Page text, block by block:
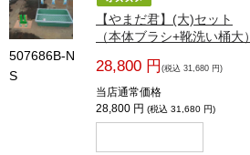
507686B-N
S
【やまだ君】(大)セット
（本体ブラシ+靴洗い桶大）
28,800 円 (税込 31,680 円)
当店通常価格
28,800 円 (税込 31,680 円)